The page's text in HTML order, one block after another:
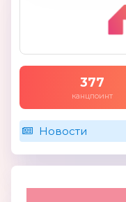
377
канцпоинт
Новости